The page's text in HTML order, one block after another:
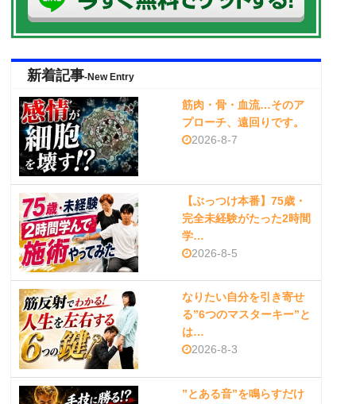
新着記事-New Entry
筋肉・骨・血流…そのア
プローチ、遠回りです。
2026-8-7
【ぶっつけ本番】75歳・
完全未経験がたった2時間
学…
2026-8-5
なりたい自分を引き寄せ
る”6つのマスターキー”と
は…
2026-8-3
”とある音”を鳴らすだけ